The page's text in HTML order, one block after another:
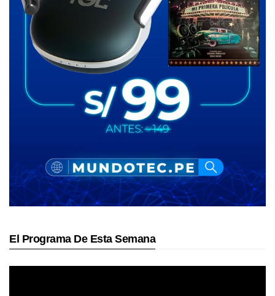
El Programa De Esta Semana